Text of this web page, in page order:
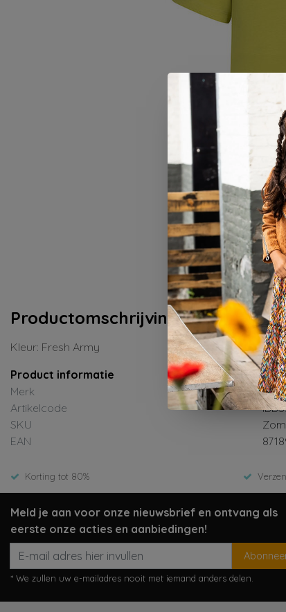
Productomschrijving
Kleur: Fresh Army
Product informatie
Merk
Artikelcode
SKU
EAN
Korting tot 80%
Meld je aan voor onze nieuwsbrief en ontvang als
eerste onze acties en aanbiedingen!
* We zullen uw e-mailadres nooit met iemand anders delen.